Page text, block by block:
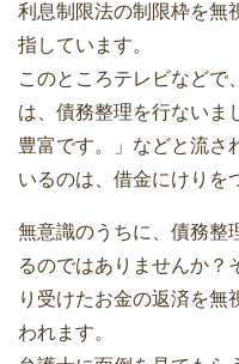
利息制限法の制限枠を無
指しています。
このところテレビなどで
は、債務整理を行ない
豊富です。」などと流さ
いるのは、借金にけりを
無意識のうちに、債務整
るのではありませんか？
り受けたお金の返済を無
われます。